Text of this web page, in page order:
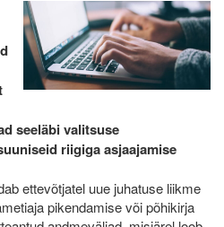
seeläbi valitsuse
riigiga asjaajamise
ettevõtjatel uue juhatuse liikme
pikendamise või põhikirja